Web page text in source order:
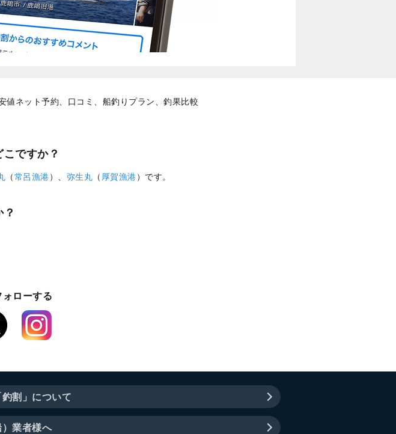
値ネット予約、口コミ、船釣りプラン、釣果比較
ですか？
（常呂漁港）、 弥生丸 （ 厚賀漁港）です。
ローする
割」について
業者様へ